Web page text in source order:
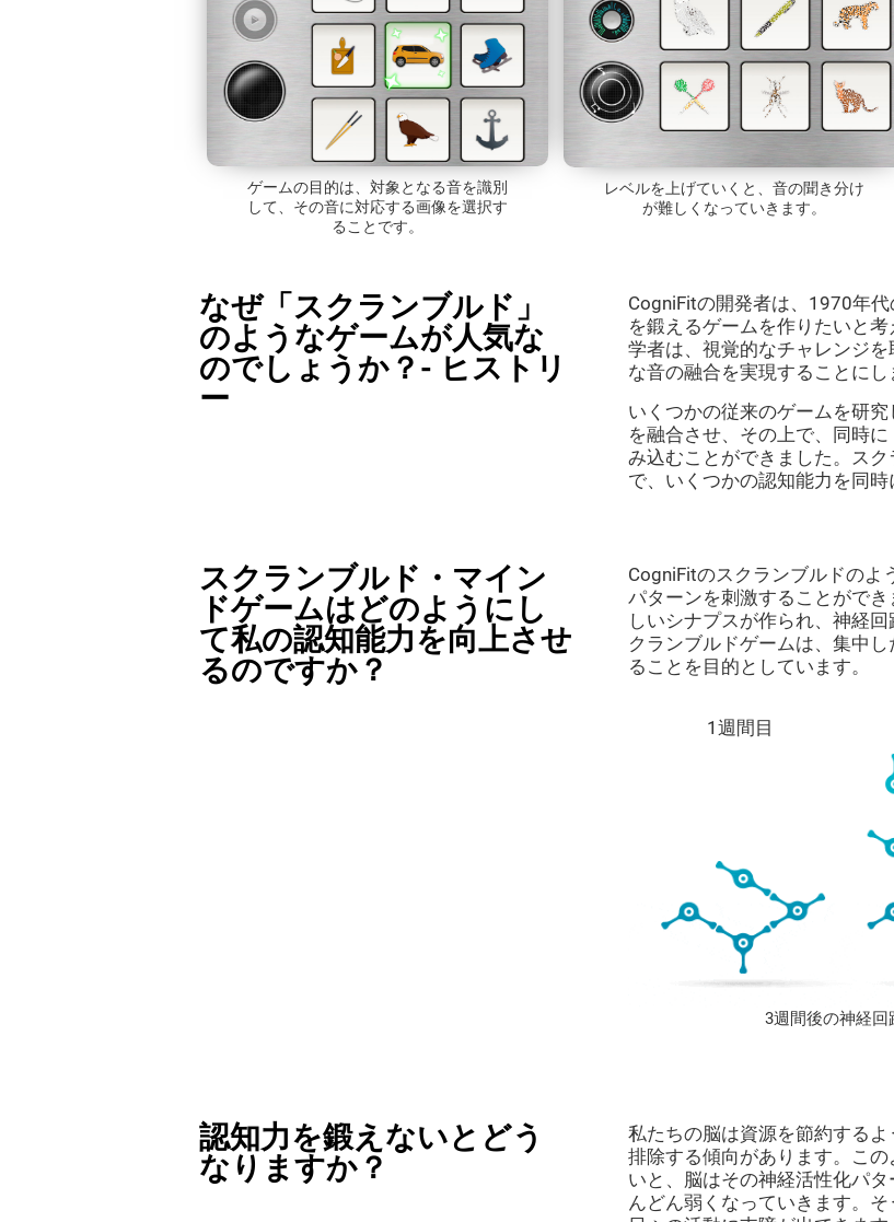
ゲームの目的は、対象となる音を識別
して、その音に対応する画像を選択す
ることです。
レベルを上げていくと、音の聞き分け
が難しくなっていきます。
なぜ「スクランブルド」
のようなゲームが人気な
のでしょうか？- ヒストリ
ー
CogniFitの開発者は、1970年
を鍛えるゲームを作りたいと
学者は、視覚的なチャレンジ
な音の融合を実現することにし
いくつかの従来のゲームを研
を融合させ、その上で、同時
み込むことができました。ス
で、いくつかの認知能力を同
スクランブルド・マイン
ドゲームはどのようにし
て私の認知能力を向上させ
るのですか？
CogniFitのスクランブルドのよ
パターンを刺激することがで
しいシナプスが作られ、神経
クランブルドゲームは、集中
ることを目的としています。
1週間目
3週間後の神経回
認知力を鍛えないとどう
なりますか？
私たちの脳は資源を節約する
排除する傾向があります。こ
いと、脳はその神経活性化パ
んどん弱くなっていきます。